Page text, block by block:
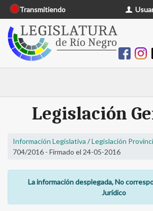
Transmitiendo
Legislación
Información Legislativa /Legislación
704/2016 - Firmado el 24-05-2016
La información desplegada, No
Jurídico